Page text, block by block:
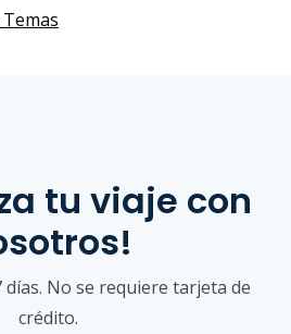
tu viaje con
No se requiere tarjeta de
crédito.